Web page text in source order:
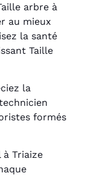
arbre à
au mieux
la santé
Taille
la
formés
à Triaize